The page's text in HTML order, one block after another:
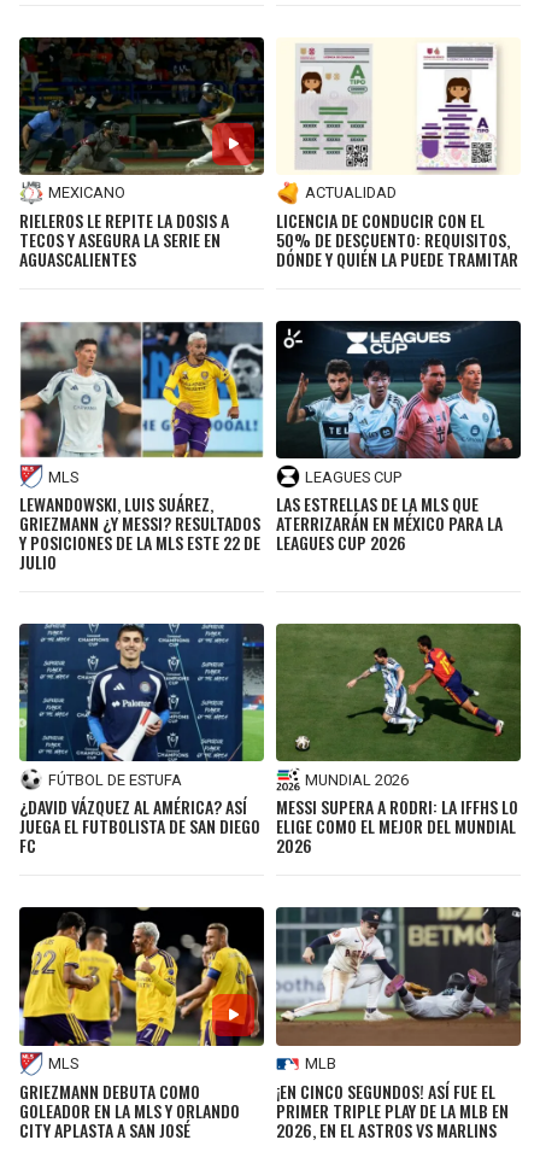
MEXICANO
RIELEROS LE REPITE LA DOSIS A
TECOS Y ASEGURA LA SERIE EN
AGUASCALIENTES
ACTUALIDAD
LICENCIA DE CONDUCIR CON EL
50% DE DESCUENTO: REQUISITOS,
DÓNDE Y QUIÉN LA PUEDE TRAMITAR
MLS
LEWANDOWSKI, LUIS SUÁREZ,
GRIEZMANN ¿Y MESSI? RESULTADOS
Y POSICIONES DE LA MLS ESTE 22 DE
JULIO
LEAGUES CUP
LAS ESTRELLAS DE LA MLS QUE
ATERRIZARÁN EN MÉXICO PARA LA
LEAGUES CUP 2026
FÚTBOL DE ESTUFA
¿DAVID VÁZQUEZ AL AMÉRICA? ASÍ
JUEGA EL FUTBOLISTA DE SAN DIEGO
FC
MUNDIAL 2026
MESSI SUPERA A RODRI: LA IFFHS LO
ELIGE COMO EL MEJOR DEL MUNDIAL
2026
MLS
GRIEZMANN DEBUTA COMO
GOLEADOR EN LA MLS Y ORLANDO
CITY APLASTA A SAN JOSÉ
MLB
¡EN CINCO SEGUNDOS! ASÍ FUE EL
PRIMER TRIPLE PLAY DE LA MLB EN
2026, EN EL ASTROS VS MARLINS